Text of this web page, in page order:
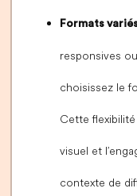
Formats
responsives
choisissez le
Cette flexibilité
visuel et
contexte de